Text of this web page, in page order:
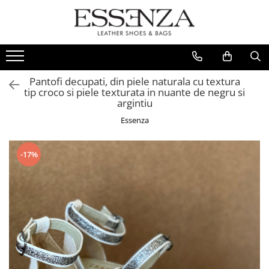
INCALTAMINTE
Sandale
Pantofi
Ghete
Cizme
Ciocate
Crystal Collection
Casual
Loafer
Sneakers
PANTOFI
SNEAKERS
Stoc Livrare Rapida
Toate
Rosu
Verde
Portocaliu
Argintiu
Alb
Gri
Pantofi decupati, din piele naturala cu textura
tip croco si piele texturata in nuante de negru si
argintiu
Essenza
-17%